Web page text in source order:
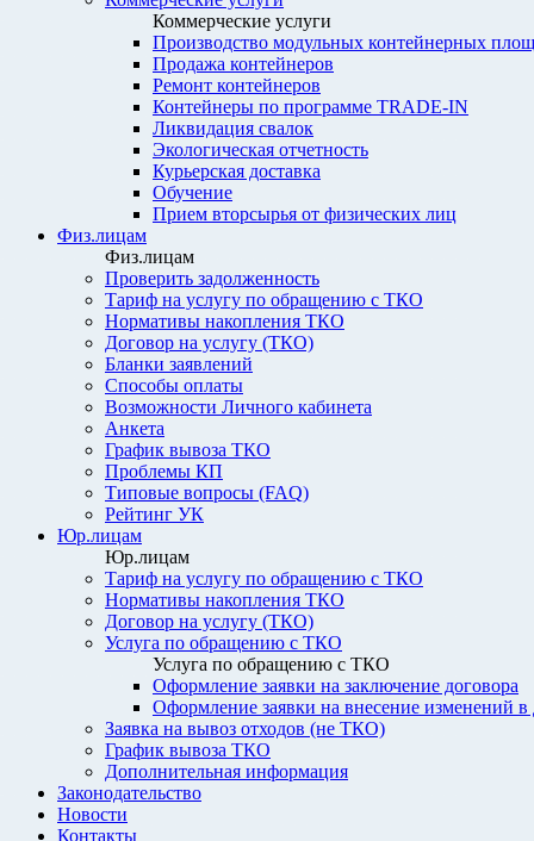
Коммерческие услуги
Производство модульных контейнерных
Продажа контейнеров
Ремонт контейнеров
Контейнеры по программе TRADE-IN
Ликвидация свалок
Экологическая отчетность
Курьерская доставка
Обучение
Прием вторсырья от физических лиц
Физ.лицам
Физ.лицам
Проверить задолженность
Тариф на услугу по обращению с ТКО
Нормативы накопления ТКО
Договор на услугу (ТКО)
Бланки заявлений
Способы оплаты
Возможности Личного кабинета
Анкета
График вывоза ТКО
Проблемы КП
Типовые вопросы (FAQ)
Рейтинг УК
Юр.лицам
Юр.лицам
Тариф на услугу по обращению с ТКО
Нормативы накопления ТКО
Договор на услугу (ТКО)
Услуга по обращению с ТКО
Услуга по обращению с ТКО
Оформление заявки на заключение договора
Оформление заявки на внесение изменений в
Заявка на вывоз отходов (не ТКО)
График вывоза ТКО
Дополнительная информация
Законодательство
Новости
Контакты